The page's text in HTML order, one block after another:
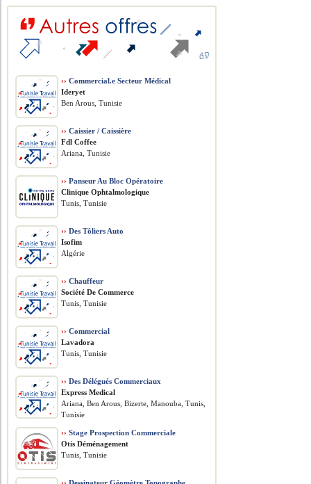
›› Commercial.e Secteur Médical
Ideryet
Ben Arous, Tunisie
›› Caissier / Caissière
Fdl Coffee
Ariana, Tunisie
›› Panseur Au Bloc Opératoire
Clinique Ophtalmologique
Tunis, Tunisie
›› Des Tôliers Auto
Isofim
Algérie
›› Chauffeur
Société De Commerce
Tunis, Tunisie
›› Commercial
Lavadora
Tunis, Tunisie
›› Des Délégués Commerciaux
Express Medical
Ariana, Ben Arous, Bizerte, Manouba, Tunis,
Tunisie
›› Stage Prospection Commerciale
Otis Déménagement
Tunis, Tunisie